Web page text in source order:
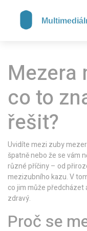
Mezera
co to
řešit?
Uvidíte mezi zuby
špatně nebo že se vám
různé příčiny – od
mezizubního kazu. V
co jim může předcházet
zdravý.
Proč se